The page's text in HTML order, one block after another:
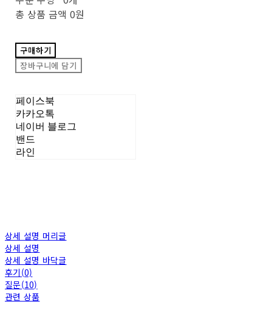
총 상품 금액 0원
구매하기
장바구니에 담기
페이스북
카카오톡
네이버 블로그
밴드
라인
상세 설명 머리글
상세 설명
상세 설명 바닥글
후기(0)
질문(10)
관련 상품